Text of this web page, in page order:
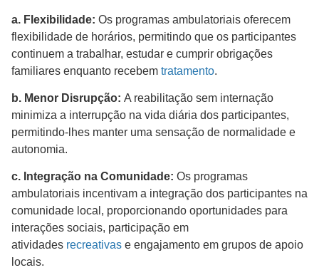
a. Flexibilidade: Os programas ambulatoriais oferecem
flexibilidade de horários, permitindo que os participantes
continuem a trabalhar, estudar e cumprir obrigações
familiares enquanto recebem tratamento.
b. Menor Disrupção: A reabilitação sem internação
minimiza a interrupção na vida diária dos participantes,
permitindo-lhes manter uma sensação de normalidade e
autonomia.
c. Integração na Comunidade: Os programas
ambulatoriais incentivam a integração dos participantes na
comunidade local, proporcionando oportunidades para
interações sociais, participação em
atividades recreativas e engajamento em grupos de apoio
locais.